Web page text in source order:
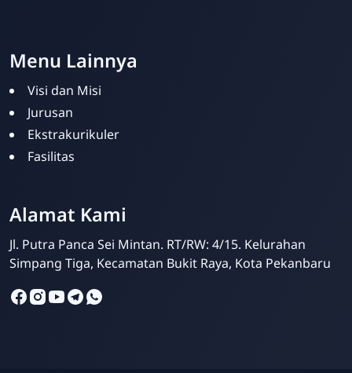
Menu Lainnya
Visi dan Misi
Jurusan
Ekstrakurikuler
Fasilitas
Alamat Kami
Jl. Putra Panca Sei Mintan. RT/RW: 4/15. Kelurahan
Simpang Tiga, Kecamatan Bukit Raya, Kota Pekanbaru